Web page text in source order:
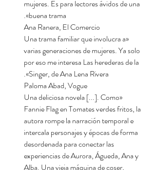
mujeres. Es para lectores ávidos de una
buena trama».
Ana Ranera, El Comercio
«Una trama familiar que involucra a
varias generaciones de mujeres. Ya solo
por eso me interesa Las herederas de la
Singer, de Ana Lena Rivera».
Paloma Abad, Vogue
«Una deliciosa novela [...]. Como
Fannie Flag en Tomates verdes fritos, la
autora rompe la narración temporal e
intercala personajes y épocas de forma
desordenada para conectar las
experiencias de Aurora, Águeda, Ana y
Alba. Una vieja máquina de coser,